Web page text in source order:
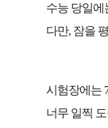
수능 당일
다만, 잠을
시험장에는
너무 일찍